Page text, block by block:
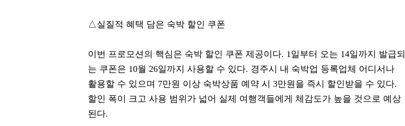
△실질적 혜택 담은 숙박 할인 쿠폰
이번 프로모션의 핵심은 숙박 할인 쿠폰 제공이다. 1일부터 오는 14일까지 발급되
는 쿠폰은 10월 26일까지 사용할 수 있다. 경주시 내 숙박업 등록업체 어디서나
활용할 수 있으며 7만원 이상 숙박상품 예약 시 3만원을 즉시 할인받을 수 있다.
할인 폭이 크고 사용 범위가 넓어 실제 여행객들에게 체감도가 높을 것으로 예상
된다.